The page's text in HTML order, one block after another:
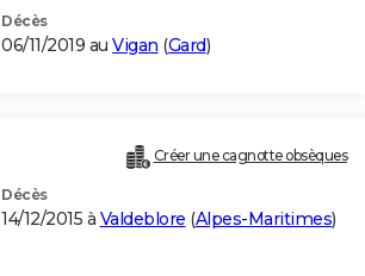
Décès
06/11/2019 au Vigan (Gard)
Créer une cagnotte obsèques
Décès
14/12/2015 à Valdeblore (Alpes-Maritimes)